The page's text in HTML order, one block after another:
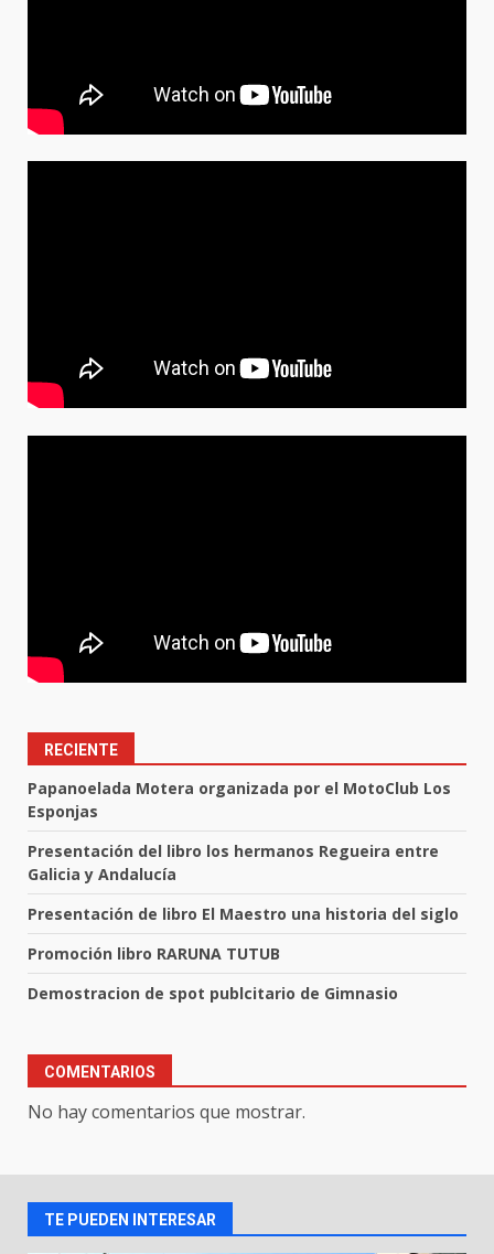
RECIENTE
Papanoelada Motera organizada por el MotoClub Los
Esponjas
Presentación del libro los hermanos Regueira entre
Galicia y Andalucía
Presentación de libro El Maestro una historia del siglo
Promoción libro RARUNA TUTUB
Demostracion de spot publcitario de Gimnasio
COMENTARIOS
No hay comentarios que mostrar.
TE PUEDEN INTERESAR